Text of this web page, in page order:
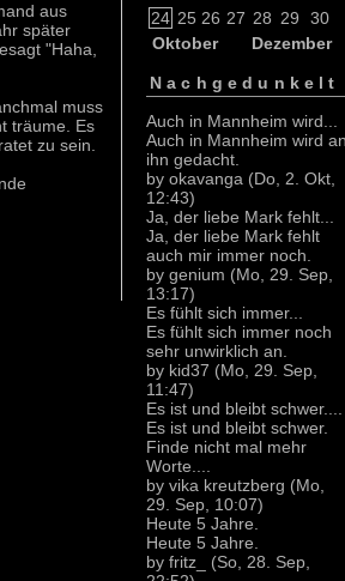
aus
später
"Haha,
muss
träume. Es
zu sein.
24 25 26 27 28 29
30
Oktober
Dezember
Nachgedunkelt
Auch in Mannheim wird...
Auch in Mannheim wird
ihn gedacht.
by okavanga (Do, 2. Okt,
12:43)
Ja, der liebe Mark fehlt...
Ja, der liebe Mark fehlt
auch mir immer noch.
by genium (Mo, 29. Sep,
13:17)
Es fühlt sich immer...
Es fühlt sich immer noch
sehr unwirklich an.
by kid37 (Mo, 29. Sep,
11:47)
Es ist und bleibt schwer....
Es ist und bleibt schwer.
Finde nicht mal mehr
Worte....
by vika kreutzberg (Mo,
29. Sep, 10:07)
Heute 5 Jahre.
Heute 5 Jahre.
by fritz_ (So, 28. Sep,